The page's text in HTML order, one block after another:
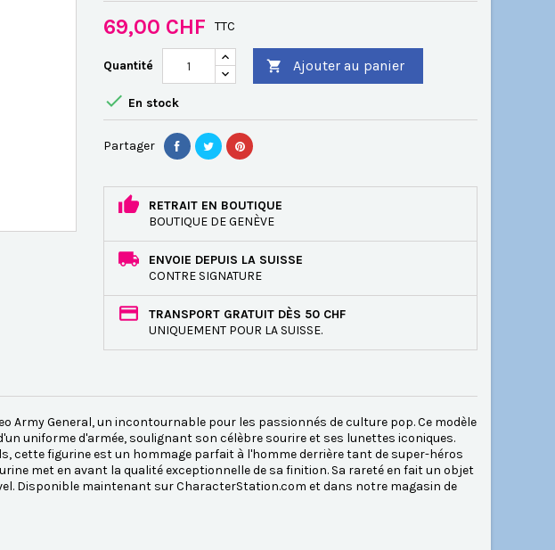
69,00 CHF TTC
Quantité  Ajouter au panier
 En stock
Partager
RETRAIT EN BOUTIQUE
BOUTIQUE DE GENÈVE
ENVOIE DEPUIS LA SUISSE
CONTRE SIGNATURE
TRANSPORT GRATUIT DÈS 50 CHF
UNIQUEMENT POUR LA SUISSE.
Army General, un incontournable pour les passionnés de culture pop. Ce modèle
uniforme d'armée, soulignant son célèbre sourire et ses lunettes iconiques.
cette figurine est un hommage parfait à l'homme derrière tant de super-héros
met en avant la qualité exceptionnelle de sa finition. Sa rareté en fait un objet
Disponible maintenant sur CharacterStation.com et dans notre magasin de